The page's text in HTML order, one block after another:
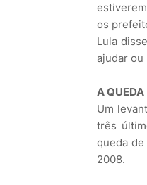
os
Lula
ajudar ou
A QUEDA
Um
três
queda de
2008.